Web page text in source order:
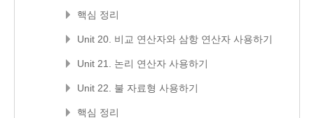
핵심 정리
Unit 20. 비교 연산자와 삼항 연산자 사용하기
Unit 21. 논리 연산자 사용하기
Unit 22. 불 자료형 사용하기
핵심 정리